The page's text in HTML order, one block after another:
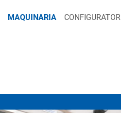
MAQUINARIA CONFIGURATOR